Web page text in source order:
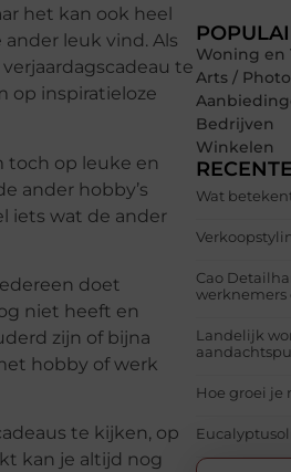
het kan ook heel
leuk vind. Als
te
op inspiratieloze
toch op leuke en
ander hobby’s
iets wat de ander
doet
niet heeft en
zijn of bijna
hobby of werk
te kijken, op
kan je altijd nog
Woning en
Arts /
Bedrijven
Winkelen
Wat
Cao
werknemers
Landelijk
Hoe groei je